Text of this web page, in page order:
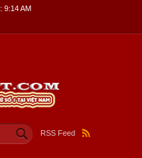
9:14 AM
RSS Feed